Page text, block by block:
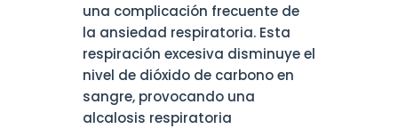
una complicación frecuente de
la ansiedad respiratoria. Esta
respiración excesiva disminuye el
nivel de dióxido de carbono en
sangre, provocando una
alcalosis respiratoria